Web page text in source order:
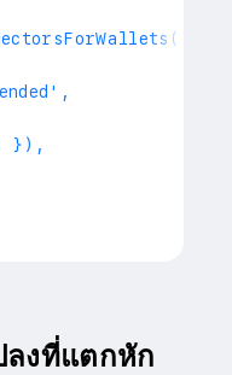
}),
ลงที่แตกหัก